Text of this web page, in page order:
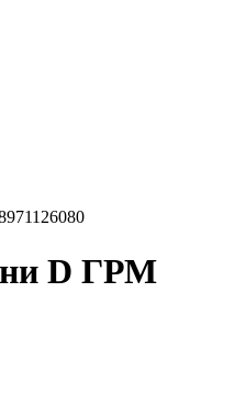
D ГРМ